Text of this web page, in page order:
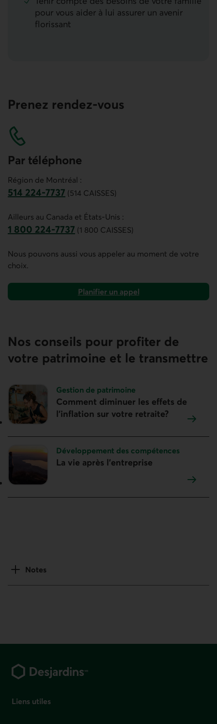
pour vous aider à lui assurer un avenir
florissant
Prenez rendez-vous
Par téléphone
Région de Montréal :
514 224-7737 (514 CAISSES)
Ailleurs au Canada et États-Unis :
1 800 224-7737 (1 800 CAISSES)
Nous pouvons aussi vous appeler au moment de votre
choix.
Planifier un appel
Nos conseils pour profiter de
votre patrimoine et le transmettre
Sujet :
Gestion de patrimoine
Comment diminuer les effets de
l’inflation sur votre retraite?
Sujet :
Développement des compétences
La vie après l'entreprise
Notes
Liens utiles